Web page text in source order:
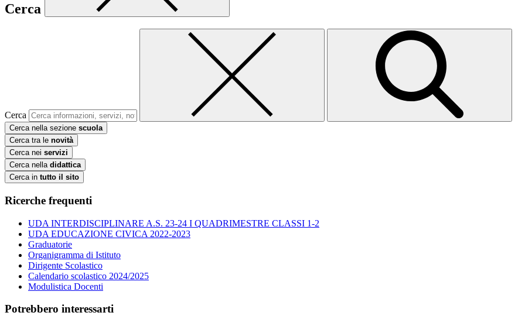
Cerca
Cerca
Cerca nella sezione scuola
Cerca tra le novità
Cerca nei servizi
Cerca nella didattica
Cerca in tutto il sito
Ricerche frequenti
UDA INTERDISCIPLINARE A.S. 23-24 I QUADRIMESTRE CLASSI 1-2
UDA EDUCAZIONE CIVICA 2022-2023
Graduatorie
Organigramma di Istituto
Dirigente Scolastico
Calendario scolastico 2024/2025
Modulistica Docenti
Potrebbero interessarti